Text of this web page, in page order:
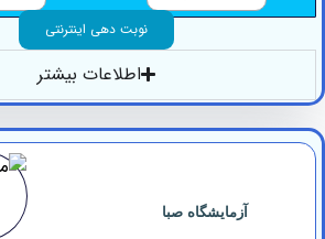
نوبت دهی اینترنتی
اطلاعات بیشتر
آزمایشگاه صبا